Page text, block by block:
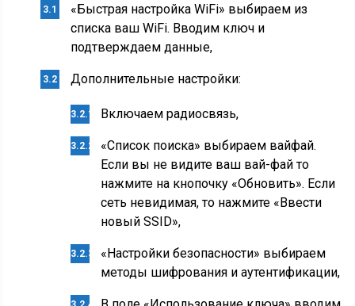
«Быстрая настройка WiFi» выбираем из
списка ваш WiFi. Вводим ключ и
подтверждаем данные,
Дополнительные настройки:
Включаем радиосвязь,
«Список поиска» выбираем вайфай.
Если вы не видите ваш вай-фай то
нажмите на кнопочку «Обновить». Если
сеть невидимая, то нажмите «Ввести
новый SSID»,
«Настройки безопасности» выбираем
методы шифрования и аутентификации,